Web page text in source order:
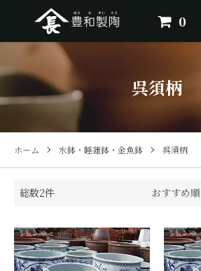
0
呉須柄
ホーム 水鉢・睡蓮鉢・金魚鉢 呉須柄
総数2件 おすすめ順